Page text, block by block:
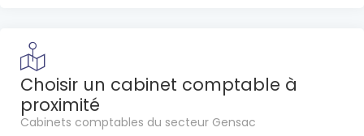
Choisir un cabinet comptable à
proximité
Cabinets comptables du secteur Gensac